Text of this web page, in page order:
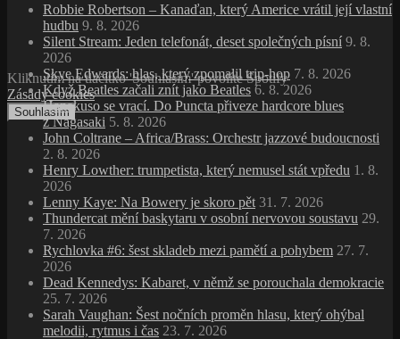
Kliknutím na tlačítko 'Souhlasím' povolíte Spotify
Zásady cookies
Souhlasím
Robbie Robertson – Kanaďan, který Americe vrátil její vlastní
hudbu 9. 8. 2026
Silent Stream: Jeden telefonát, deset společných písní 9. 8.
2026
Skye Edwards: hlas, který zpomalil trip‑hop 7. 8. 2026
Když Beatles začali znít jako Beatles 6. 8. 2026
Hanakuso se vrací. Do Puncta přiveze hardcore blues
z Nagasaki 5. 8. 2026
John Coltrane – Africa/Brass: Orchestr jazzové budoucnosti
2. 8. 2026
Henry Lowther: trumpetista, který nemusel stát vpředu 1. 8.
2026
Lenny Kaye: Na Bowery je skoro pět 31. 7. 2026
Thundercat mění baskytaru v osobní nervovou soustavu 29.
7. 2026
Rychlovka #6: šest skladeb mezi pamětí a pohybem 27. 7.
2026
Dead Kennedys: Kabaret, v němž se porouchala demokracie
25. 7. 2026
Sarah Vaughan: Šest nočních proměn hlasu, který ohýbal
melodii, rytmus i čas 23. 7. 2026